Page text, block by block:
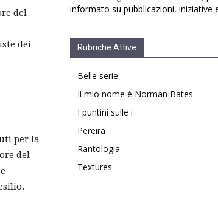
del
dei
per la
del
informato su pubblicazioni, iniziative
Rubriche Attive
Belle serie
Il mio nome è Norman Bates
I puntini sulle i
Pereira
Rantologia
Textures